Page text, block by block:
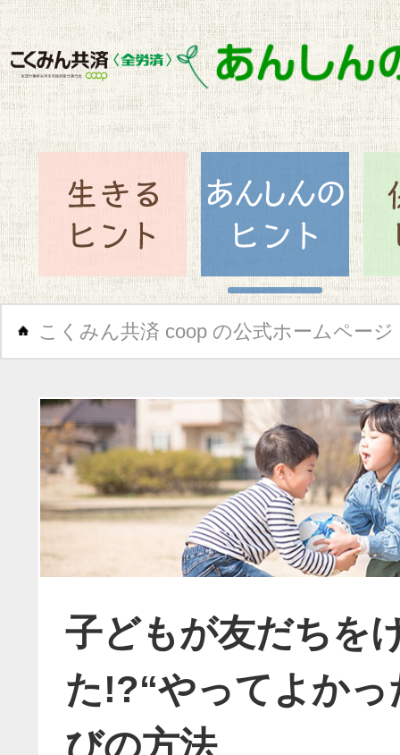
閉
生きるヒントあ
こくみん共済 coop の公式ホームページ
子どもが友だちを
た!?“やってよかっ
びの方法